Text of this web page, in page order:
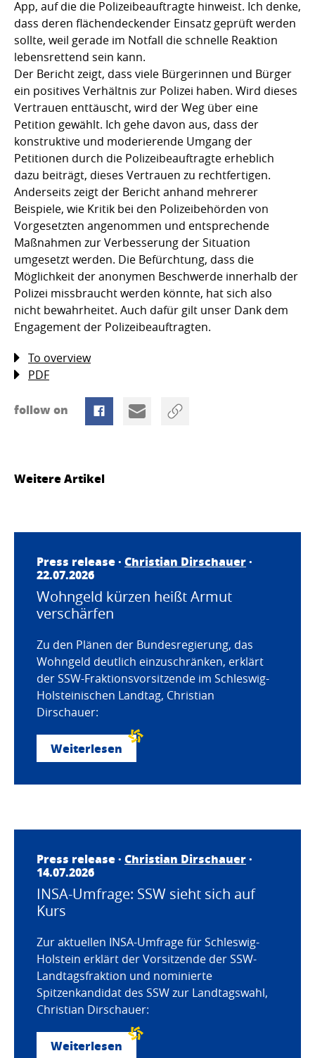
App, auf die die Polizeibeauftragte hinweist. Ich denke,
dass deren flächendeckender Einsatz geprüft werden
sollte, weil gerade im Notfall die schnelle Reaktion
lebensrettend sein kann.
Der Bericht zeigt, dass viele Bürgerinnen und Bürger
ein positives Verhältnis zur Polizei haben. Wird dieses
Vertrauen enttäuscht, wird der Weg über eine
Petition gewählt. Ich gehe davon aus, dass der
konstruktive und moderierende Umgang der
Petitionen durch die Polizeibeauftragte erheblich
dazu beiträgt, dieses Vertrauen zu rechtfertigen.
Anderseits zeigt der Bericht anhand mehrerer
Beispiele, wie Kritik bei den Polizeibehörden von
Vorgesetzten angenommen und entsprechende
Maßnahmen zur Verbesserung der Situation
umgesetzt werden. Die Befürchtung, dass die
Möglichkeit der anonymen Beschwerde innerhalb der
Polizei missbraucht werden könnte, hat sich also
nicht bewahrheitet. Auch dafür gilt unser Dank dem
Engagement der Polizeibeauftragten.
To overview
PDF
follow on
Weitere Artikel
Press release · Christian Dirschauer·
22.07.2026
Wohngeld kürzen heißt Armut
verschärfen
Zu den Plänen der Bundesregierung, das
Wohngeld deutlich einzuschränken, erklärt
der SSW-Fraktionsvorsitzende im Schleswig-
Holsteinischen Landtag, Christian
Dirschauer:
Weiterlesen
Press release · Christian Dirschauer·
14.07.2026
INSA-Umfrage: SSW sieht sich auf
Kurs
Zur aktuellen INSA-Umfrage für Schleswig-
Holstein erklärt der Vorsitzende der SSW-
Landtagsfraktion und nominierte
Spitzenkandidat des SSW zur Landtagswahl,
Christian Dirschauer:
Weiterlesen